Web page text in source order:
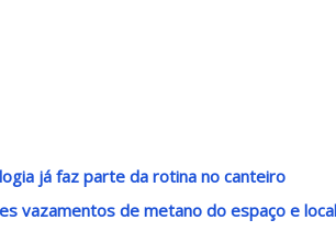
já faz parte da rotina no canteiro
vazamentos de metano do espaço e